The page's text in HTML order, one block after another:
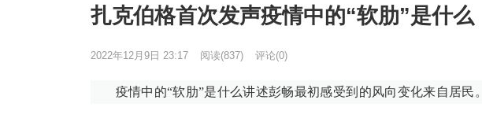
扎克伯格首次发声疫情中的“软肋”是什么
2022年12月9日 23:17 阅读(837) 评论(0)
疫情中的“软肋”是什么讲述彭畅最初感受到的风向变化来自居民。